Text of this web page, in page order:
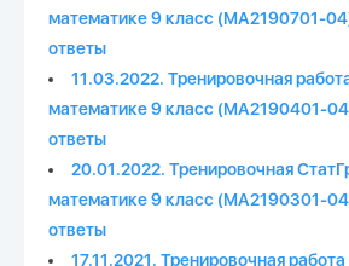
математике 9 класс (МА2190701-
ответы
11.03.2022. Тренировочная
математике 9 класс (МА2190401-
ответы
20.01.2022. Тренировочная
математике 9 класс (МА2190301-
ответы
17.11.2021. Тренировочная